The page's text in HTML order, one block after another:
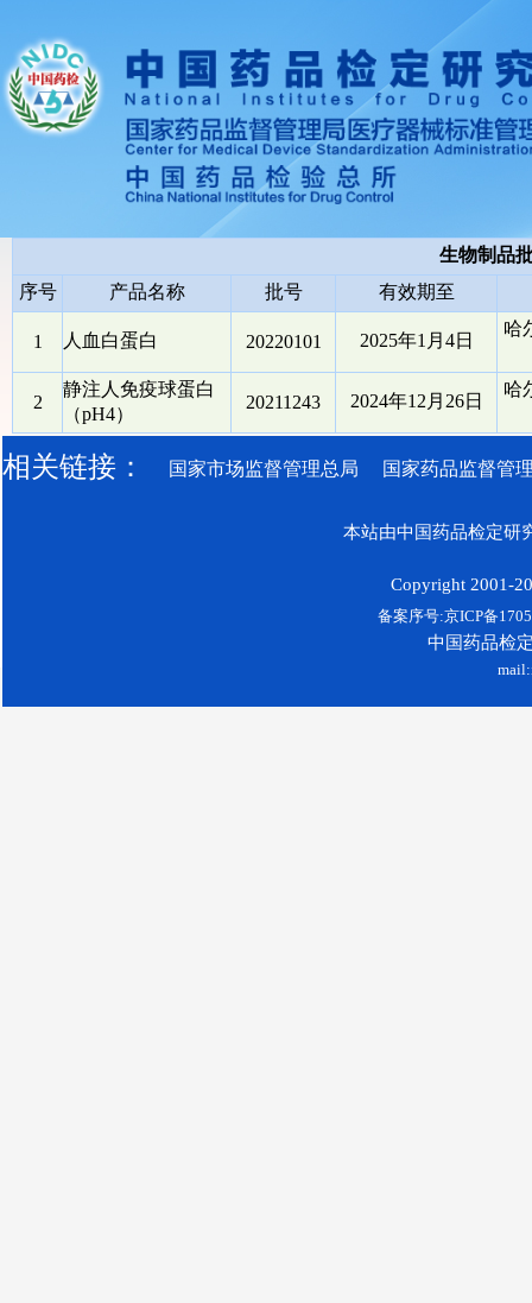
生物制品
序号
产品名称 批号 有效期至
1 人血白蛋白 20220101 2025年1月4日
哈
2
静注人免疫球蛋白
（pH4）
20211243 2024年12月26日
哈
相关链接： 国家市场监督管理总局 国家药品监督管
本站由中国药品检定研
Copyright 2001-
备案序号:京ICP备
中国药品检